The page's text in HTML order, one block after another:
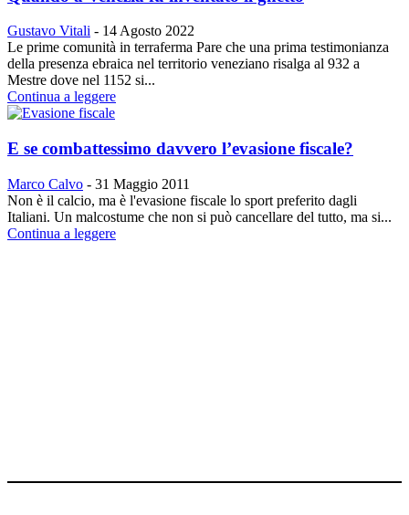
Gustavo Vitali - 14 Agosto 2022
Le prime comunità in terraferma Pare che una prima testimonianza
della presenza ebraica nel territorio veneziano risalga al 932 a
Mestre dove nel 1152 si...
Continua a leggere
E se combattessimo davvero l’evasione fiscale?
Marco Calvo - 31 Maggio 2011
Non è il calcio, ma è l'evasione fiscale lo sport preferito dagli
Italiani. Un malcostume che non si può cancellare del tutto, ma si...
Continua a leggere